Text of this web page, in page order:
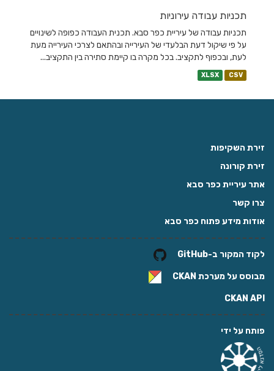
תכניות עבודה עירוניות
תכניות עבודה של עיריית כפר סבא. תכנית העבודה כפופה לשינויים
על פי שיקול דעת הבלעדי של העירייה ובהתאם לצרכי העירייה מעת
לעת, ובכפוף לתקציב. בכל מקרה בו קיימת סתירה בין התקציב...
XLSX CSV
זירת השקיפות
זירת קורונה
אתר עיריית כפר סבא
צרו קשר
אודות מידע פתוח כפר סבא
לקוד המקור ב-GitHub
מבוסס על מערכת CKAN
CKAN API
פותח על ידי